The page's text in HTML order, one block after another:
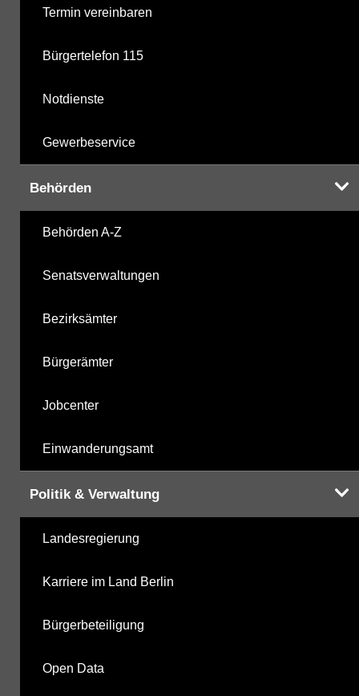
Termin vereinbaren
Bürgertelefon 115
Notdienste
Gewerbeservice
Behörden
Behörden A-Z
Senatsverwaltungen
Bezirksämter
Bürgerämter
Jobcenter
Einwanderungsamt
Politik & Verwaltung
Landesregierung
Karriere im Land Berlin
Bürgerbeteiligung
Open Data